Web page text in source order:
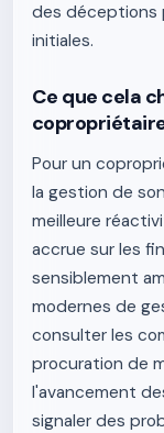
des déceptions
initiales.
Ce que cela
Pour un
la gestion de
meilleure
accrue sur les
sensiblement
modernes de
consulter les
procuration de
l'avancement
signaler des